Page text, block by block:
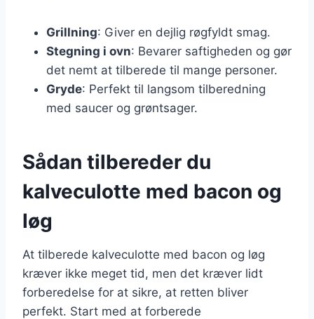
Grillning: Giver en dejlig røgfyldt smag.
Stegning i ovn: Bevarer saftigheden og gør
det nemt at tilberede til mange personer.
Gryde: Perfekt til langsom tilberedning
med saucer og grøntsager.
Sådan tilbereder du
kalveculotte med bacon og
løg
At tilberede kalveculotte med bacon og løg
kræver ikke meget tid, men det kræver lidt
forberedelse for at sikre, at retten bliver
perfekt. Start med at forberede